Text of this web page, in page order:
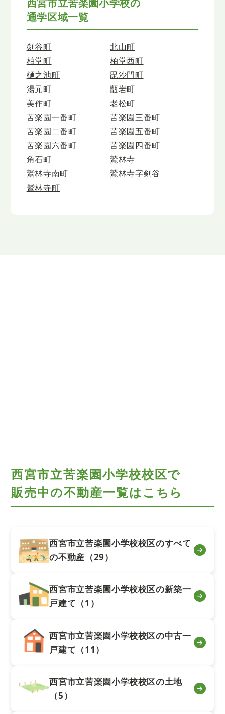
通学区域一覧
剣谷町
北山町
柏堂町
柏堂西町
樋之池町
毘沙門町
湯元町
甑岩町
美作町
老松町
苦楽園一番町
苦楽園三番町
苦楽園二番町
苦楽園五番町
苦楽園六番町
苦楽園四番町
角石町
鷲林寺
鷲林寺南町
鷲林寺字剣谷
鷲林寺町
西宮市立苦楽園小学校校区で
販売中の不動産一覧はこちら
西宮市立苦楽園小学校校区のすべて
の不動産（29）
西宮市立苦楽園小学校校区の新築一
戸建て（1）
西宮市立苦楽園小学校校区の中古一
戸建て（11）
西宮市立苦楽園小学校校区の土地
（5）